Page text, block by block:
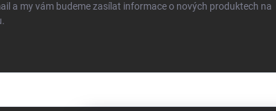
a my vám budeme zasílat informace o nových produktech na